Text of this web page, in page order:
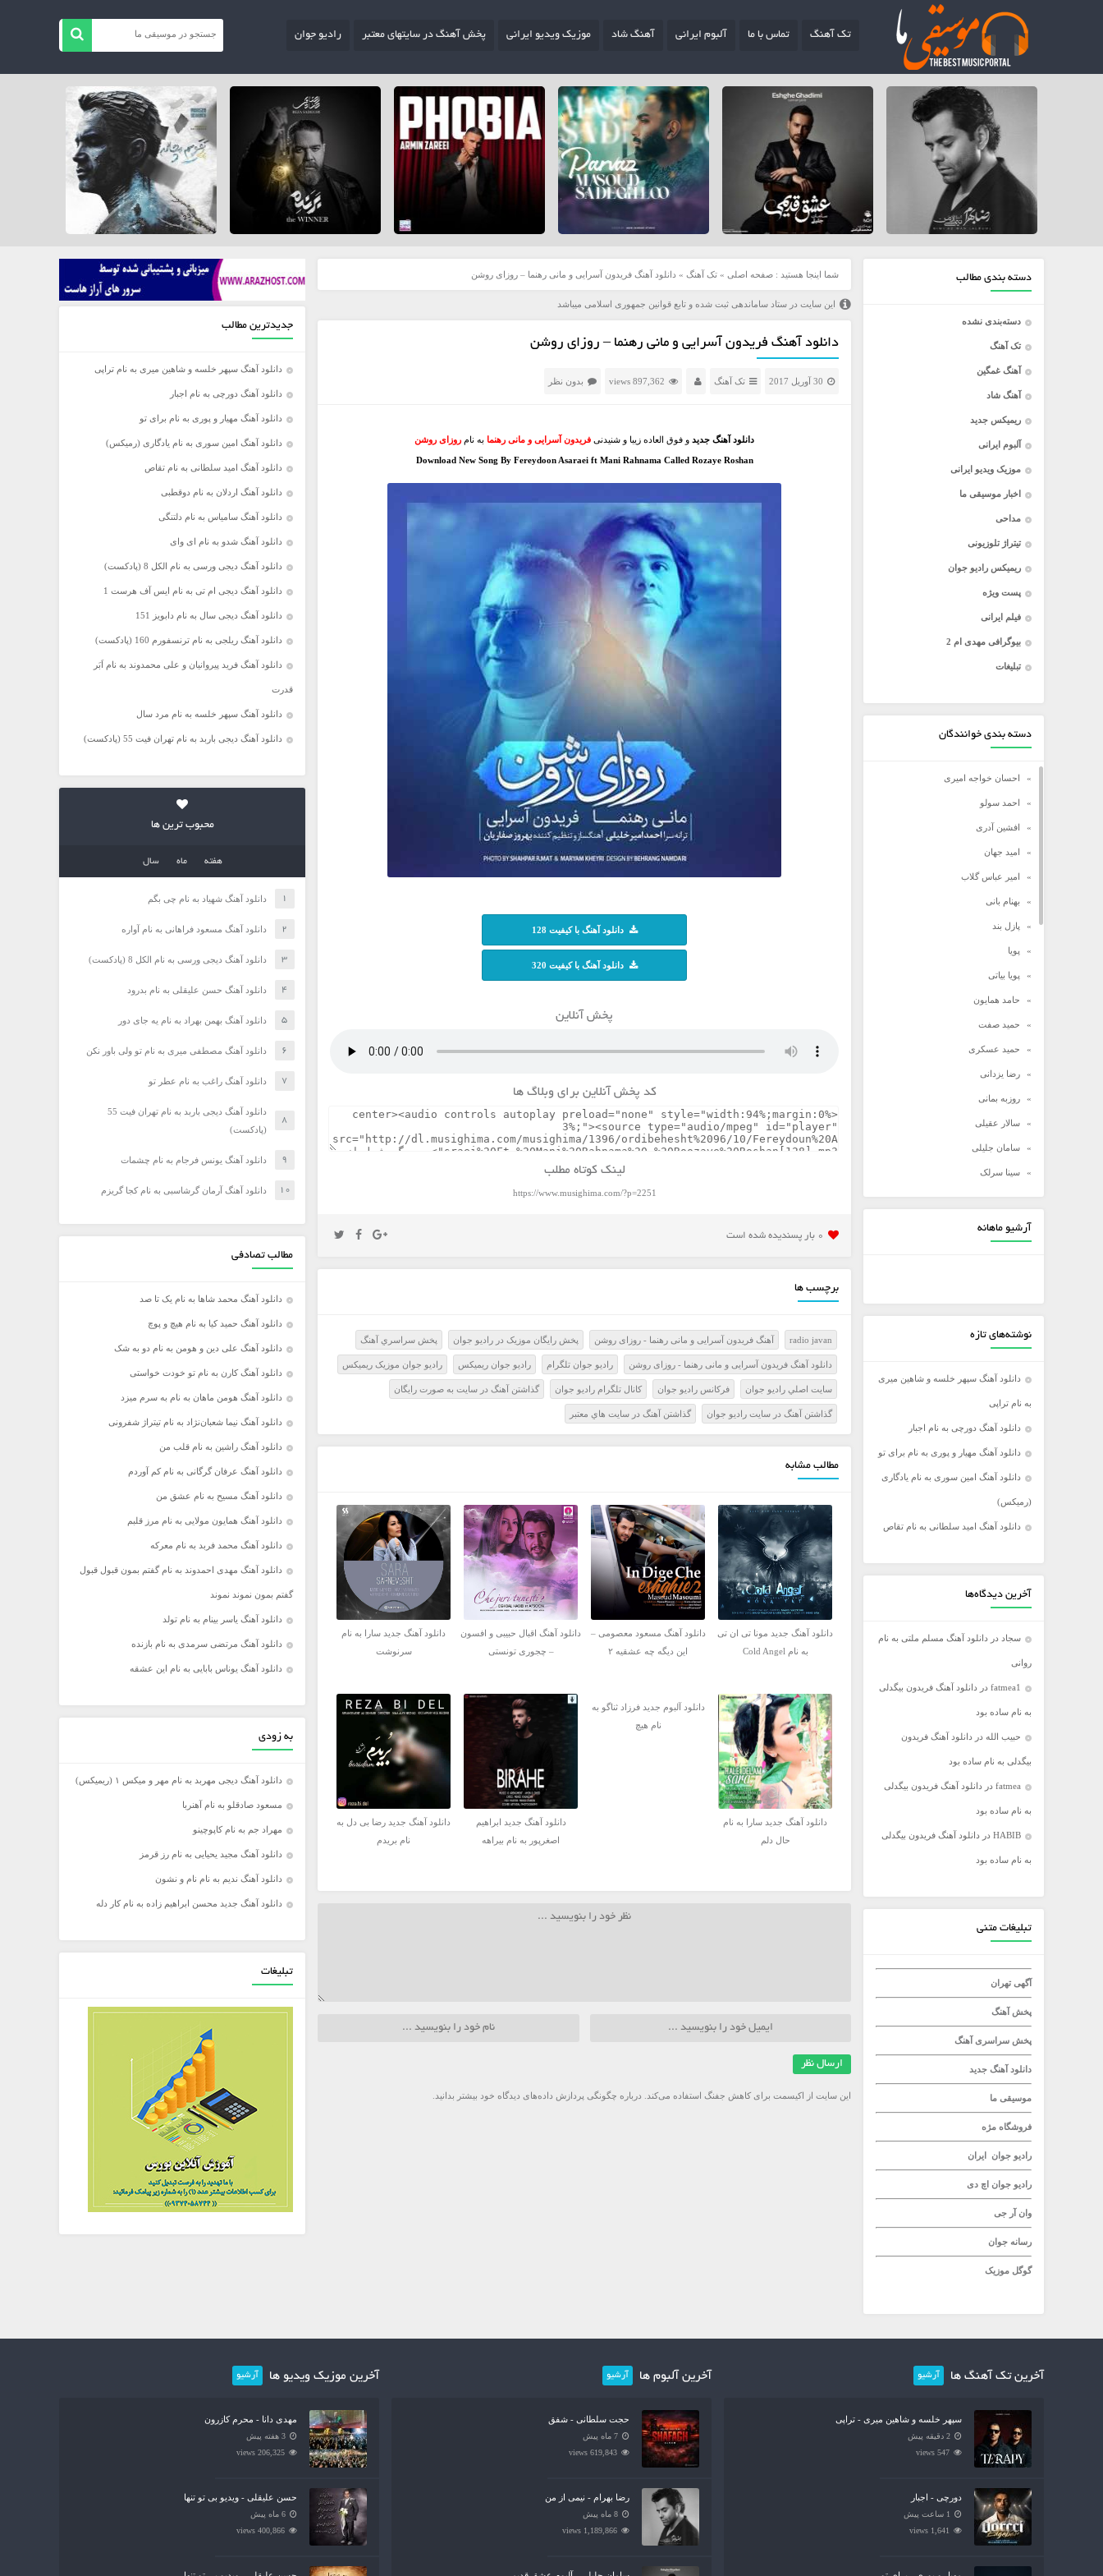
تک آهنگ تماس با ما آلبوم ایرانی آهنگ شاد موزیک ویدیو ایرانی پخش آهنگ در سایتهای معتبر رادیو جوان
دسته بندی مطالب
دسته‌بندی نشده
تک آهنگ
آهنگ غمگین
آهنگ شاد
ریمیکس جدید
آلبوم ایرانی
موزیک ویدیو ایرانی
اخبار موسیقی ما
مداحی
تیتراژ تلوزیونی
ریمیکس رادیو جوان
پست ویژه
فیلم ایرانی
بیوگرافی مهدی ام 2
تبلیغات
دسته بندی خوانندگان
احسان خواجه امیری
احمد سولو
افشین آدری
امید جهان
امیر عباس گلاب
بهنام بانی
پازل بند
پویا
پویا بیاتی
حامد همایون
حمید صفت
حمید عسکری
رضا یزدانی
روزبه بمانی
سالار عقیلی
سامان جلیلی
سینا سرلک
شادمهر عقیلی
مجید اخشابی
مجید خراطها
محسن چاووشی
محسن یگانه
محمد رضا گلزار
محمد علیزاده
مرتضی اشرفی
مرتضی سرمدی
مهدی جهانی
مهدی یغمایی
میثم ابراهیمی
میلاد راستاد
آرشیو ماهانه
نوشته‌های تازه
دانلود آهنگ سپهر خلسه و شاهین میری
به نام تراپی
دانلود آهنگ دورچی به نام اجبار
دانلود آهنگ مهیار و پوری به نام برای تو
دانلود آهنگ امین سوری به نام یادگاری
(رمیکس)
دانلود آهنگ امید سلطانی به نام تقاص
آخرین دیدگاه‌ها
سجاد در دانلود آهنگ مسلم ملتی به نام
روانی
fatmea1 در دانلود آهنگ فریدون بیگدلی
به نام ساده بود
حبیب الله در دانلود آهنگ فریدون
بیگدلی به نام ساده بود
fatmea در دانلود آهنگ فریدون بیگدلی
به نام ساده بود
HABIB در دانلود آهنگ فریدون بیگدلی
به نام ساده بود
تبلیغات متنی
آگهی تهران
پخش آهنگ
پخش سراسری آهنگ
دانلود آهنگ جدید
موسیقی ما
فروشگاه مژه
رادیو جوان ایران
رادیو جوان اچ دی
وان آر جی
رسانه جوان
گوگل موزیک
شما اینجا هستید : صفحه اصلی » تک آهنگ » دانلود آهنگ فریدون آسرایی و مانی رهنما – روزای روشن
این سایت در ستاد ساماندهی ثبت شده و تابع قوانین جمهوری اسلامی میباشد
دانلود آهنگ فریدون آسرایی و مانی رهنما – روزای روشن
30 آوریل 2017 تک آهنگ 897,362 views بدون نظر
دانلود آهنگ جدید و فوق العاده زیبا و شنیدنی فریدون آسرایی و مانی رهنما به نام روزای روشن
Download New Song By Fereydoon Asaraei ft Mani Rahnama Called Rozaye Roshan
دانلود آهنگ با کیفیت 128
دانلود آهنگ با کیفیت 320
پخش آنلاین
کد پخش آنلاین برای وبلاگ ها
لینک کوتاه مطلب
https://www.musighima.com/?p=2251
0 بار پسنديده شده است
برچسب ها
radio javan آهنگ فریدون آسرایی و مانی رهنما - روزای روشن پخش رايگان موزيک در راديو جوان پخش سراسري آهنگ
دانلود آهنگ فریدون آسرایی و مانی رهنما - روزای روشن راديو جوان تلگرام راديو جوان ريميکس راديو جوان موزيک ريميکس
سايت اصلي راديو جوان فرکانس راديو جوان کانال تلگرام راديو جوان گذاشتن آهنگ در سايت به صورت رايگان
گذاشتن آهنگ در سايت راديو جوان گذاشتن آهنگ در سايت هاي معتبر
مطالب مشابه
دانلود آهنگ جدید مونا تی ان تی
به نام Cold Angel
دانلود آهنگ مسعود معصومی –
این دیگه چه عشقیه ۲
دانلود آهنگ اقبال حبیبی و افسون
– چجوری تونستی
دانلود آهنگ جدید سارا به نام
سرنوشت
دانلود آهنگ جدید سارا به نام
حال دلم
دانلود آلبوم جدید فرزاد ثناگو به
نام هیچ
دانلود آهنگ جدید ابراهیم
اصغرپور به نام بیراهه
دانلود آهنگ جدید رضا بی دل به
نام بریدم
این سایت از اکیسمت برای کاهش جفنگ استفاده می‌کند. درباره چگونگی پردازش داده‌های دیدگاه خود بیشتر بدانید.
جدیدترین مطالب
دانلود آهنگ سپهر خلسه و شاهین میری به نام تراپی
دانلود آهنگ دورچی به نام اجبار
دانلود آهنگ مهیار و پوری به نام برای تو
دانلود آهنگ امین سوری به نام یادگاری (رمیکس)
دانلود آهنگ امید سلطانی به نام تقاص
دانلود آهنگ اردلان به نام دوقطبی
دانلود آهنگ سامیاس به نام دلتنگی
دانلود آهنگ شدو به نام ای وای
دانلود آهنگ دیجی ورسی به نام الکل 8 (پادکست)
دانلود آهنگ دیجی ام تی به نام ایس آف هرست 1
دانلود آهنگ دیجی سال به نام دابویز 151
دانلود آهنگ ریلجی به نام ترنسفورم 160 (پادکست)
دانلود آهنگ فرید پیروانیان و علی محمدوند به نام اَبَر
قدرت
دانلود آهنگ سپهر خلسه به نام مرد سال
دانلود آهنگ دیجی باربد به نام تهران فیت 55 (پادکست)
محبوب ترین ها
هفته ماه سال
دانلود آهنگ شهیاد به نام چی بگم
دانلود آهنگ مسعود فراهانی به نام آواره
دانلود آهنگ دیجی ورسی به نام الکل 8 (پادکست)
دانلود آهنگ حسن علیقلی به نام بدرود
دانلود آهنگ بهمن بهراد به نام یه جای دور
دانلود آهنگ مصطفی میری به نام تو ولی باور نکن
دانلود آهنگ راغب به نام عطر تو
دانلود آهنگ دیجی باربد به نام تهران فیت 55
(پادکست)
دانلود آهنگ یونس فرجام به نام چشمات
دانلود آهنگ آرمان گرشاسبی به نام کجا گریزم
مطالب تصادفی
دانلود آهنگ محمد شاها به نام یک تا صد
دانلود آهنگ حمید کیا به نام هیچ و پوچ
دانلود آهنگ علی دین و هومن به نام دو به شک
دانلود آهنگ کارن به نام تو خودت خواستی
دانلود آهنگ هومن ماهان به نام به سرم میزد
دانلود آهنگ نیما شعبان‌نژاد به نام تیتراژ شفرونی
دانلود آهنگ راشین به نام قلب من
دانلود آهنگ عرفان گرگانی به نام کم آوردم
دانلود آهنگ مسیح به نام عشق من
دانلود آهنگ همایون مولایی به نام مرز قلبم
دانلود آهنگ محمد فربد به نام معرکه
دانلود آهنگ مهدی احمدوند به نام گفتم بمون قبول قبول
گفتم بمون نموند نموند
دانلود آهنگ یاسر بینام به نام تولد
دانلود آهنگ مرتضی سرمدی به نام بازنده
دانلود آهنگ یوناس بابایی به نام این عشقه
به زودی
دانلود آهنگ دیجی مهربد به نام مهر و میکس ۱ (ریمیکس)
مسعود صادقلو به نام آهنربا
مهراد جم به نام کاپوچینو
دانلود آهنگ مجید یحیایی به نام رز قرمز
دانلود آهنگ ندیم به نام نام و نشون
دانلود آهنگ جدید محسن ابراهیم زاده به نام کار دله
تبلیغات
آخرین تک آهنگ ها آرشیو
سپهر خلسه و شاهین میری - تراپی
2 دقیقه پیش
547 views
دورچی - اجبار
1 ساعت پیش
1,641 views
آخرین آلبوم ها آرشیو
حجت سلطانی - شفق
7 ماه پیش
619,843 views
رضا بهرام - نیمی از من
8 ماه پیش
1,189,866 views
آخرین موزیک ویدیو ها آرشیو
مهدی دانا - محرم کازرون
3 هفته پیش
206,325 views
حسن علیقلی - ویدیو بی تو تنها
6 ماه پیش
400,866 views